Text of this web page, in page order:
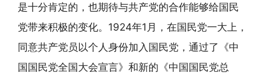
是十分肯定的，也期待与共产党的合作能够给国民
党带来积极的变化。1924年1月，在国民党一大上，
同意共产党员以个人身份加入国民党，通过了《中
国国民党全国大会宣言》和新的《中国国民党总